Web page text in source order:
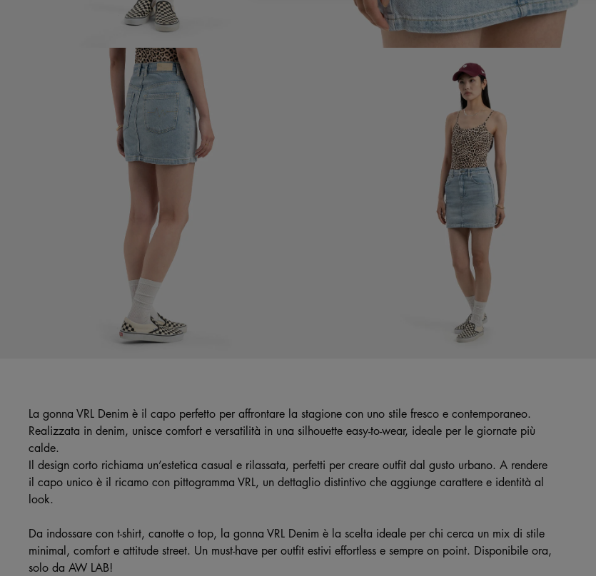
La gonna VRL Denim è il capo perfetto per affrontare la stagione con uno stile fresco e contemporaneo.
Realizzata in denim, unisce comfort e versatilità in una silhouette easy-to-wear, ideale per le giornate più
calde.
Il design corto richiama un’estetica casual e rilassata, perfetti per creare outfit dal gusto urbano. A rendere
il capo unico è il ricamo con pittogramma VRL, un dettaglio distintivo che aggiunge carattere e identità al
look.
Da indossare con t-shirt, canotte o top, la gonna VRL Denim è la scelta ideale per chi cerca un mix di stile
minimal, comfort e attitude street. Un must-have per outfit estivi effortless e sempre on point. Disponibile ora,
solo da AW LAB!